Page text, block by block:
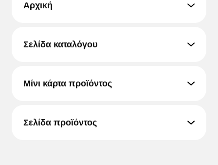
Αρχική
Σελίδα καταλόγου
Μίνι κάρτα προϊόντος
Σελίδα προϊόντος